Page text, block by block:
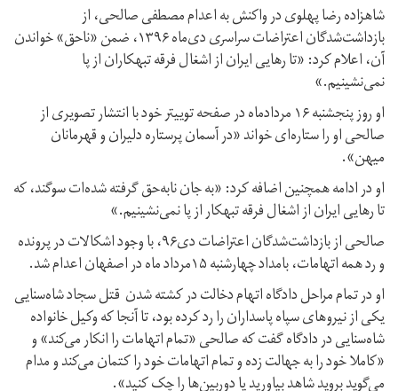
شاهزاده رضا پهلوی در واکنش به اعدام مصطفی صالحی،‌ از
بازداشت‌شدگان اعتراضات سراسری دی‌ماه ۱۳۹۶، ضمن «ناحق» خواندن
آن، اعلام کرد: «تا رهایی ایران از اشغال فرقه تبهکاران از پا
نمی‌نشینیم.»
او روز پنجشنبه ۱۶ مردادماه در صفحه توییتر خود با انتشار تصویری از
صالحی او را ستاره‌ای خواند «در آسمان پرستاره دلیران و قهرمانان
میهن».
او در ادامه همچنین اضافه کرد: «به جان نابه‌حق گرفته شده‌ات سوگند، که
تا رهایی ایران از اشغال فرقه تبهکار از پا نمی‌نشینیم.»
صالحی از بازداشت‌شدگان اعتراضات دی۹۶، با وجود اشکالات در پرونده
و رد همه اتهامات، بامداد چهارشنبه ۱۵مرداد ماه در اصفهان اعدام شد.
او در تمام مراحل دادگاه اتهام دخالت در کشته شدن قتل سجاد شاه‌سنایی
یکی از نیروهای سپاه پاسداران را رد کرده بود، تا آنجا که وکیل خانواده
شاه‌سنایی در دادگاه گفت که صالحی «تمام اتهامات را انکار می‌کند» و
«کاملا خود را به جهالت زده و تمام اتهامات خود را کتمان می‌کند و مدام